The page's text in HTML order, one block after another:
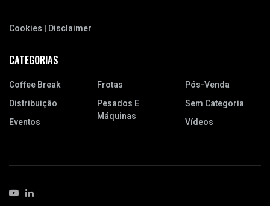
Cookies | Disclaimer
CATEGORIAS
Coffee Break
Distribuição
Eventos
Frotas
Pesados E
Máquinas
Pós-Venda
Sem Categoria
Vídeos